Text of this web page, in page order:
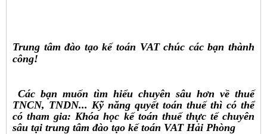
Trung tâm đào tạo kế toán VAT chúc các bạn thành
công!
Các bạn muốn tìm hiểu chuyên sâu hơn về thuế
TNCN, TNDN... Kỹ năng quyết toán thuế thì có thể
có tham gia: Khóa học kế toán thuế thực tế chuyên
sâu tại trung tâm đào tạo kế toán VAT Hải Phòng